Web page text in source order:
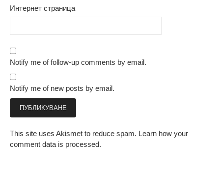
Интернет страница
Notify me of follow-up comments by email.
Notify me of new posts by email.
This site uses Akismet to reduce spam. Learn how your
comment data is processed.